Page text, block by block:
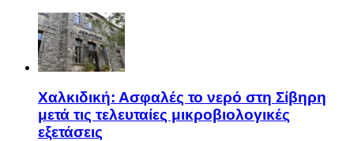
Χαλκιδική: Ασφαλές το νερό στη Σίβηρη
μετά τις τελευταίες μικροβιολογικές
εξετάσεις